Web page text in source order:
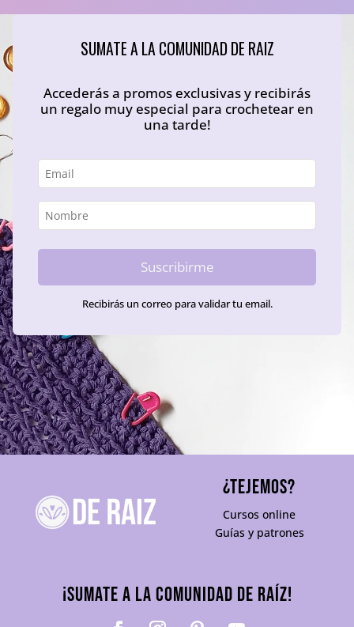
SUMATE A LA COMUNIDAD DE RAIZ
Accederás a promos exclusivas y recibirás
un regalo muy especial para crochetear en
una tarde!
Suscribirme
Recibirás un correo para validar tu email.
¿TEJEMOS?
Cursos online
Guías y patrones
¡Sumate a la comunidad De Raíz!